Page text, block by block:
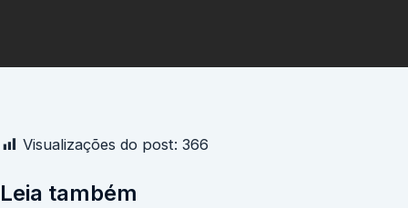
Visualizações do post: 366
Leia também